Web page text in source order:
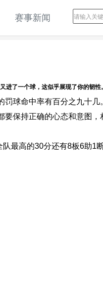
赛事新闻
了一个球，这似乎展现了你的韧
球命中率有百分之九十
保持正确的心态和意图
最高的30分还有8板6助1